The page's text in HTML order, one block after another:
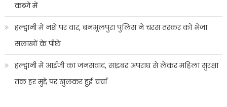
कब्जे में
हल्द्वानी में नशे पर वार, बनभूलपुरा पुलिस ने चरस तस्कर को भेजा
सलाखों के पीछे
हल्द्वानी में आईजी का जनसंवाद, साइबर अपराध से लेकर महिला सुरक्षा
तक हर मुद्दे पर खुलकर हुई चर्चा